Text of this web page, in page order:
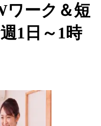
ワーク＆短
1日～1時